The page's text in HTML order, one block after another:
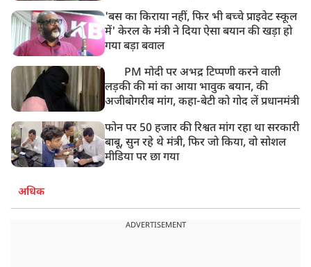
'बस का किराया नहीं, फिर भी बच्चे प्राइवेट स्कूल
में' केरल के मंत्री ने दिया ऐसा बयान की खड़ा हो
गया बड़ा बवाल
PM मोदी पर अभद्र टिप्पणी करने वाली
लड़की की मां का आया भावुक बयान, की
अजीबोगरीब मांग, कहा-बेटी को गोद लें प्रधानमंत्री
फोन पर 50 हजार की रिश्वत मांग रहा था सरकारी
बाबू, सुन रहे थे मंत्री, फिर जो किया, वो सोशल
मीडिया पर छा गया
अधिक
ADVERTISEMENT